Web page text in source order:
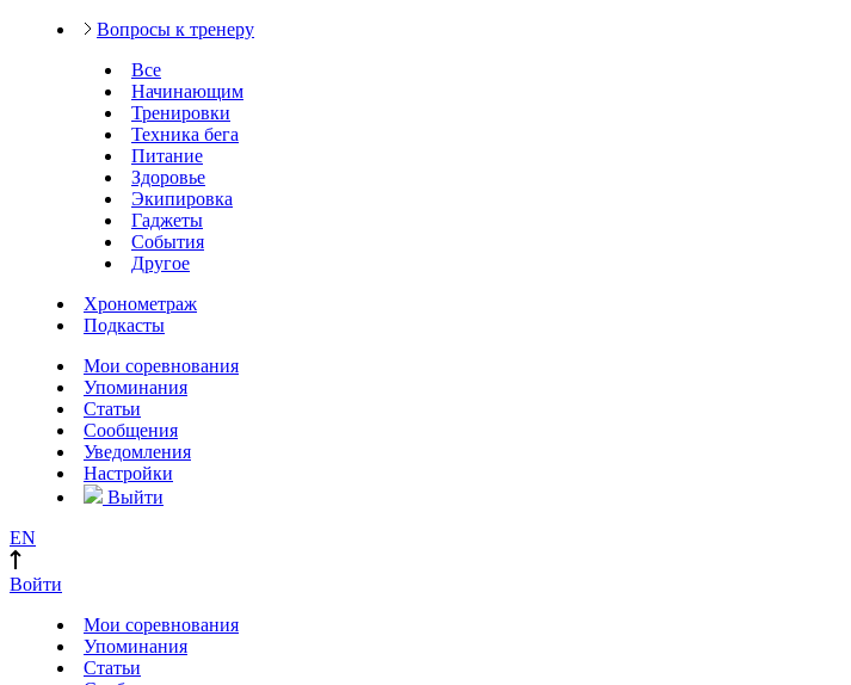
Вопросы к тренеру
Все
Начинающим
Тренировки
Техника бега
Питание
Здоровье
Экипировка
Гаджеты
События
Другое
Хронометраж
Подкасты
Мои соревнования
Упоминания
Статьи
Сообщения
Уведомления
Настройки
Выйти
EN
Войти
Мои соревнования
Упоминания
Статьи